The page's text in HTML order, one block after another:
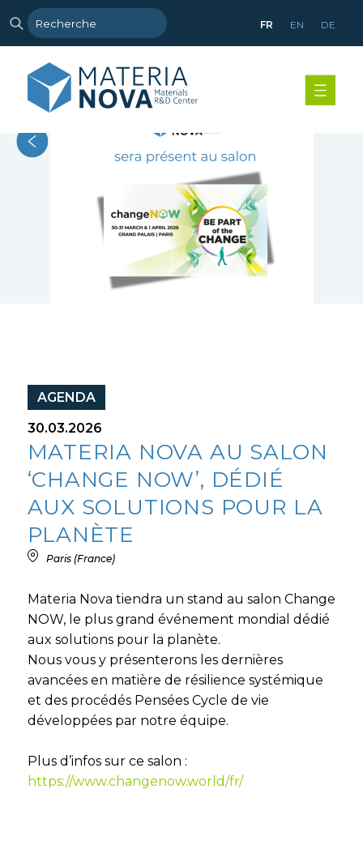
FR EN DE
AGENDA
30.03.2026
MATERIA NOVA AU SALON
‘CHANGE NOW’, DÉDIÉ
AUX SOLUTIONS POUR LA
PLANÈTE
Paris (France)
Materia Nova tiendra un stand au salon Change
NOW, le plus grand événement mondial dédié
aux solutions pour la planète.
Nous vous y présenterons les dernières
avancées en matière de résilience systémique
et des procédés Pensées Cycle de vie
développées par notre équipe.
Plus d’infos sur ce salon :
https://www.changenow.world/fr/